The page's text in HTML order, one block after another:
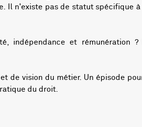
Il n'existe pas de statut spécifique
indépendance et rémunération
de vision du métier. Un épisode
du droit.